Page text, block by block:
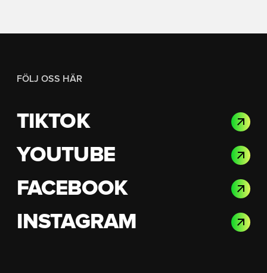
FÖLJ OSS HÄR
TIKTOK
YOUTUBE
FACEBOOK
INSTAGRAM